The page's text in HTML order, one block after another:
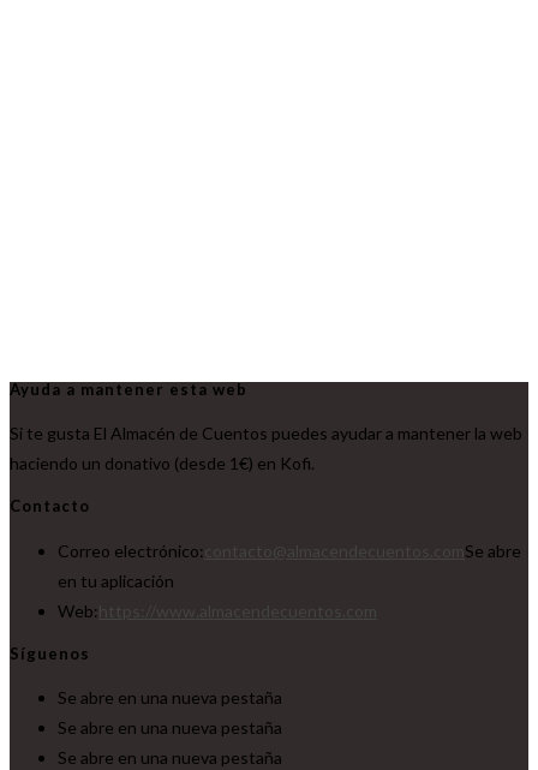
Ayuda a mantener esta web
Si te gusta El Almacén de Cuentos puedes ayudar a mantener la web
haciendo un donativo (desde 1€) en Kofi.
Contacto
Correo electrónico:
Se abre
en tu aplicación
Web:
Síguenos
Se abre en una nueva pestaña
Se abre en una nueva pestaña
Se abre en una nueva pestaña